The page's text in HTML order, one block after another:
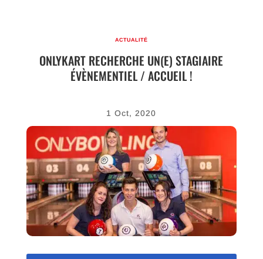
ACTUALITÉ
ONLYKART RECHERCHE UN(E) STAGIAIRE
ÉVÈNEMENTIEL / ACCUEIL !
1 Oct, 2020